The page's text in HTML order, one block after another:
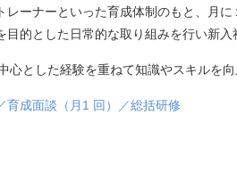
レーナーといった育成体制のもと、月
目的とした日常的な取り組みを行い新
心とした経験を重ねて知識やスキルを
育成面談（月1 回）／総括研修